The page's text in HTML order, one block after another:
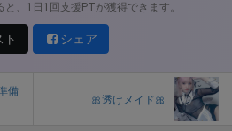
と、1日1回支援PTが獲得できます。
ト シェア
備
🎀透けメイド🎀